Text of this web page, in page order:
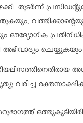
തുടര്‍ന്ന്
ഔദ്യോഗിക
അഭിവാദ്യം
വരിച്ച